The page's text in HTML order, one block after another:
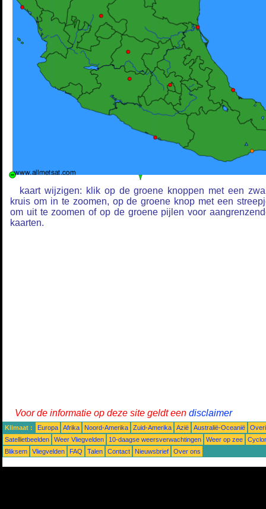
kaart wijzigen: klik op de groene knoppen met een
kruis om in te zoomen, op de groene knop met een
om uit te zoomen of op de groene pijlen voor
kaarten.
Voor de informatie op deze site geldt een disclaimer
Klimaat : Europa Afrika Noord-Amerika Zuid-Amerika Azië Australië-Oceanië
Satellietbeelden
Weer Vliegvelden 10-daagse weersverwachtingen Weer op zee
Bliksem
Vliegvelden FAQ Talen Contact Nieuwsbrief Over ons